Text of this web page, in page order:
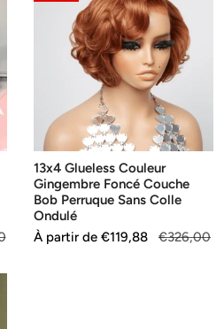
Couleur
Gingembre
Perruque
Sans
Colle
Ondulé
13x4 Glueless Couleur
Gingembre Foncé Couche
Bob Perruque Sans Colle
Ondulé
Prix
À partir de €119,88
Prix
€326,00